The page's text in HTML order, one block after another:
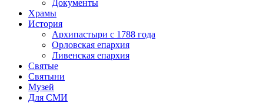
Документы
Храмы
История
Архипастыри с 1788 года
Орловская епархия
Ливенская епархия
Святые
Святыни
Музей
Для СМИ